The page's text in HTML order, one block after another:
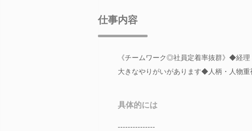
仕事内容
《チームワーク◎社員定着率抜群》◆経
大きなやりがいがあります◆人柄・人物重
具体的には
---------------